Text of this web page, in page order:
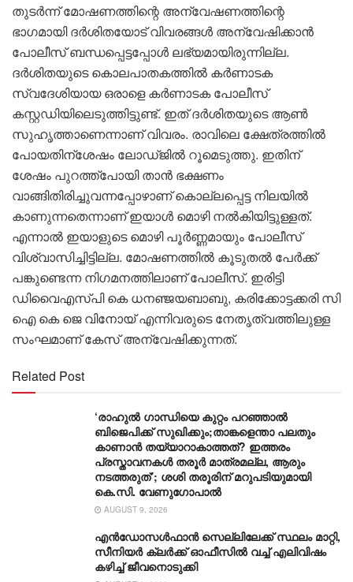
തുടർന്ന് മോഷണത്തിന്റെ അന്വേഷണത്തിന്റെ
ഭാഗമായി ദര്‍ശിതയോട് വിവരങ്ങള്‍ അന്വേഷിക്കാന്‍
പോലീസ് ബന്ധപ്പെട്ടപ്പോള്‍ ലഭ്യമായിരുന്നില്ല.
ദര്‍ശിതയുടെ കൊലപാതകത്തില്‍ കര്‍ണാടക
സ്വദേശിയായ ഒരാളെ കര്‍ണാടക പോലീസ്
കസ്റ്റഡിയിലെടുത്തിട്ടുണ്ട്. ഇത് ദര്‍ശിതയുടെ ആണ്‍
സുഹൃത്താണെന്നാണ് വിവരം. രാവിലെ ക്ഷേത്രത്തില്‍
പോയതിന്‌ശേഷം ലോഡ്ജില്‍ റൂമെടുത്തു. ഇതിന്
ശേഷം പുറത്ത്‌പോയി താന്‍ ഭക്ഷണം
വാങ്ങിതിരിച്ചുവന്നപ്പോഴാണ് കൊല്ലപ്പെട്ട നിലയില്‍
കാണുന്നതെന്നാണ് ഇയാള്‍ മൊഴി നല്‍കിയിട്ടുള്ളത്.
എന്നാല്‍ ഇയാളുടെ മൊഴി പൂര്‍ണ്ണമായും പോലീസ്
വിശ്വാസിച്ചിട്ടില്ല. മോഷണത്തിൽ കൂടുതല്‍ പേര്‍ക്ക്
പങ്കുണ്ടെന്ന നിഗമനത്തിലാണ് പോലീസ്. ഇരിട്ടി
ഡിവൈഎസ്പി കെ ധനഞ്ജയബാബു, കരിക്കോട്ടക്കരി സി
ഐ കെ ജെ വിനോയ് എന്നിവരുടെ നേതൃത്വത്തിലുള്ള
സംഘമാണ് കേസ് അന്വേഷിക്കുന്നത്.
Related Post
‘രാഹുൽ ഗാന്ധിയെ കുറ്റം പറഞ്ഞാൽ
ബിജെപിക്ക് സുഖിക്കും;താങ്കളെന്താ പലതും
കാണാൻ തയ്യാറാകാത്തത്? ഇത്തരം
പ്രസ്താവനകൾ തരൂർ മാത്രമല്ല, ആരും
നടത്തരുത്’; ശശി തരൂരിന് മറുപടിയുമായി
കെ.സി. വേണുഗോപാൽ
AUGUST 9, 2026
എൻഡോസൾഫാൻ സെല്ലിലേക്ക് സ്ഥലം മാറ്റി,
സീനിയർ ക്ലർക്ക് ഓഫീസിൽ വച്ച് എലിവിഷം
കഴിച്ച് ജീവനൊടുക്കി